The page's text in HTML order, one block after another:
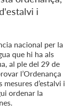
i
nacional per la
que hi ha als
al ple del 29 de
l’Ordenança
d’estalvi i
ordenar la